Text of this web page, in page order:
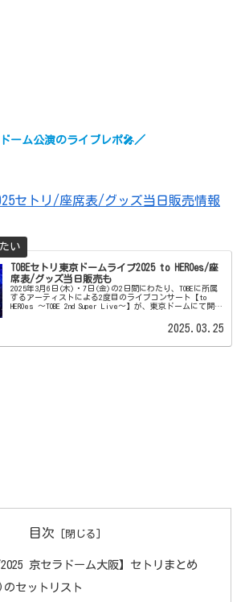
ーム公演のライブレポ🎤／
セトリ/座席表/グッズ当日販売情報
TOBEセトリ東京ドームライブ2025 to HEROes/座
席表/グッズ当日販売も
2025年3月6日(木)・7日(金)の2日間にわたり、TOBEに所属
するアーティストによる2度目のライブコンサート【to
HEROes ～TOBE 2nd Super Live～】が、東京ドームにて開催
2025.03.25
目次
2025 京セラドーム大阪】セトリまとめ
セットリスト